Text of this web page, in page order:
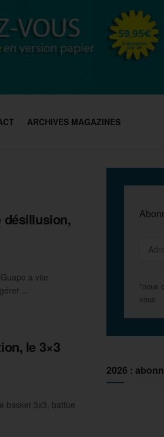
ARCHIVES MAGAZINES
désillusion,
a vite
...
le 3×3
basket 3x3, battue
*nous
vous
2026 :